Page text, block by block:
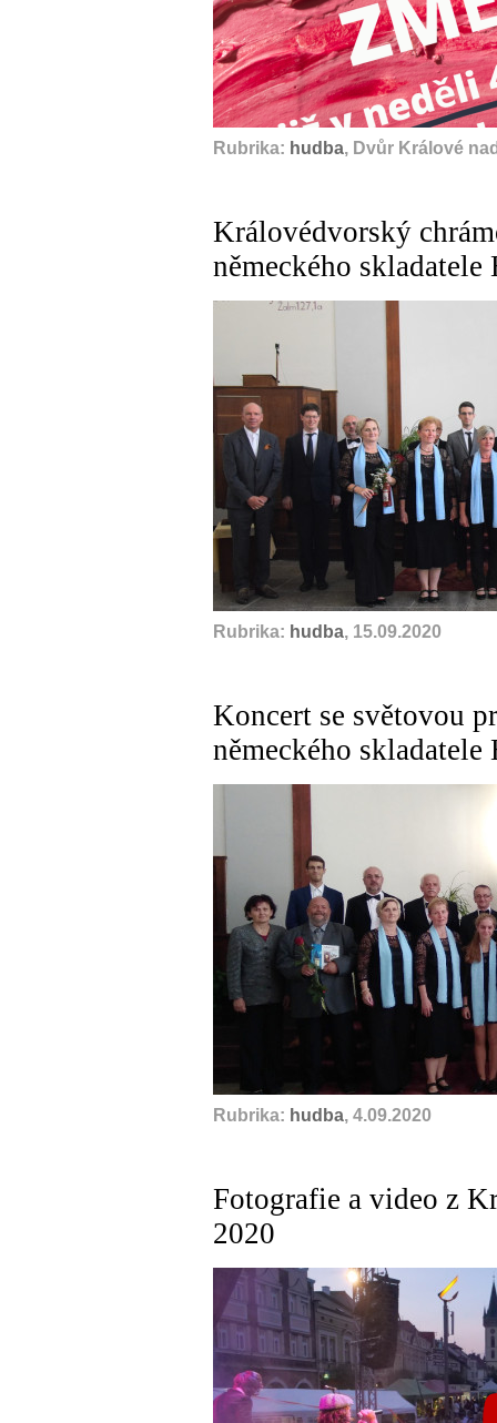
Rubrika: hudba, Dvůr Králové
Královédvorský
německého skladatele
Rubrika: hudba, 15.09.2020
Koncert se světovou
německého skladatele
Rubrika: hudba, 4.09.2020
Fotografie a video z
2020